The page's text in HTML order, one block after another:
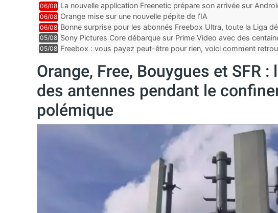
06/08 La nouvelle application Freenetic prépare son arrivée sur
abonnés Freebox, testez la
06/08 Orange mise sur une nouvelle pépite de l’IA
06/08 Bonne surprise pour les abonnés Freebox Ultra, toute la Liga
inclus
05/08 Sony Pictures Core débarque sur Prime Video avec des
05/08 Freebox : vous payez peut-être pour rien, voici comment
Orange, Free, Bouygues et SFR
des antennes pendant le
polémique